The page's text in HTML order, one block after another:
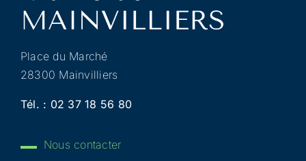
Place du Marché
28300 Mainvilliers
Tél. : 02 37 18 56 80
Nous contacter